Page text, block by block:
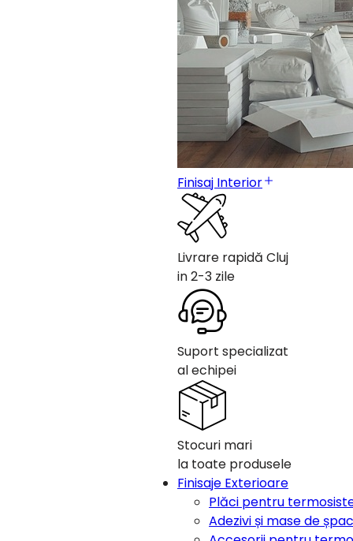
Finisaj Interior
Livrare rapidă Cluj
in 2-3 zile
Suport specializat
al echipei
Stocuri mari
la toate produsele
Finisaje Exterioare
Plăci pentru
Adezivi și mase de